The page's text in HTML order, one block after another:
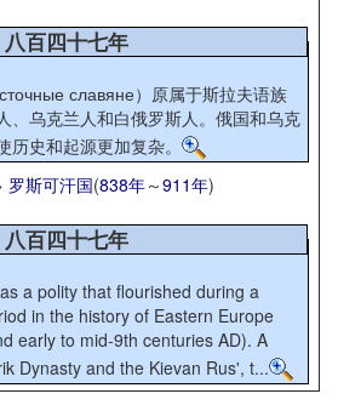
八百四十七年
славяне）原属于斯拉夫语族
、乌克兰人和白俄罗斯人。俄国和乌克
历史和起源更加复杂。
罗斯可汗国(838年～911年)
八百四十七年
a polity that flourished during a
in the history of Eastern Europe
early to mid-9th centuries AD). A
Dynasty and the Kievan Rus', t...